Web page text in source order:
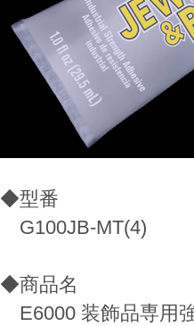
◆型番
G100JB-MT(4)
◆商品名
E6000 装飾品専用